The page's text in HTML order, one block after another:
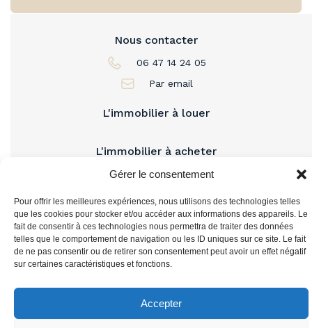
Gérer le consentement
Pour offrir les meilleures expériences, nous utilisons des technologies telles
que les cookies pour stocker et/ou accéder aux informations des appareils. Le
fait de consentir à ces technologies nous permettra de traiter des données
telles que le comportement de navigation ou les ID uniques sur ce site. Le fait
de ne pas consentir ou de retirer son consentement peut avoir un effet négatif
sur certaines caractéristiques et fonctions.
Accepter
L'immobilier à louer
L'immobilier à acheter
Nous contacter
06 47 14 24 05
Par email